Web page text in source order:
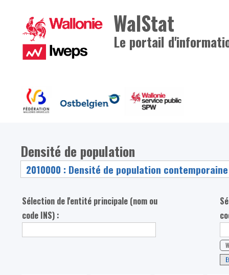
WalStat
Le portail
Densité de population
Sélection de l'entité principale (nom ou
code INS) :